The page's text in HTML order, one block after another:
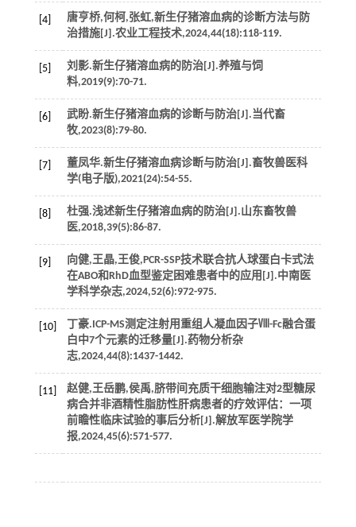
[4]
唐亨桥,何柯,张虹,新生仔猪溶血病的诊断方法与防
治措施[J].农业工程技术,2024,44(18):118-119.
[5] 刘影.新生仔猪溶血病的防治[J].养殖与饲
料,2019(9):70-71.
[6] 武盼.新生仔猪溶血病的诊断与防治[J].当代畜
牧,2023(8):79-80.
[7] 董凤华.新生仔猪溶血病诊断与防治[J].畜牧兽医科
学(电子版),2021(24):54-55.
[8] 杜强.浅述新生仔猪溶血病的防治[J]. 山东畜牧兽
医,2018,39(5):86-87.
[9]
向健,王晶,王俊,PCR-SSP技术联合抗人球蛋白卡式法
在ABO和RhD血型鉴定困难患者中的应用[J].中南医
学科学杂志,2024,52(6):972-975.
[10]
丁豪.ICP-MS测定注射用重组人凝血因子Ⅷ-Fc融合蛋
白中7个元素的迁移量[J].药物分析杂
志,2024,44(8):1437-1442.
[11]
赵健,王岳鹏,侯禹,脐带间充质干细胞输注对2型糖尿
病合并非酒精性脂肪性肝病患者的疗效评估：一项
前瞻性临床试验的事后分析[J].解放军医学院学
报,2024,45(6):571-577.